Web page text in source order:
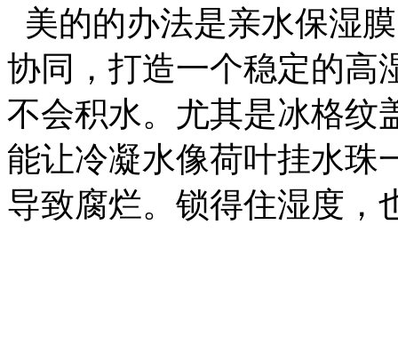
美的的办法是亲水保湿
协同，打造一个稳定的高
不会积水。尤其是冰格纹
能让冷凝水像荷叶挂水珠
导致腐烂。锁得住湿度，